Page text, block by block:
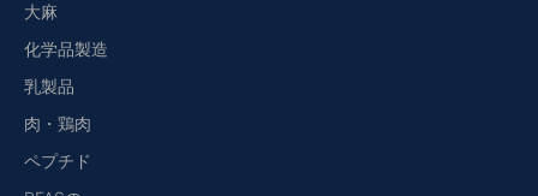
大麻
化学品製造
乳製品
肉・鶏肉
ペプチド